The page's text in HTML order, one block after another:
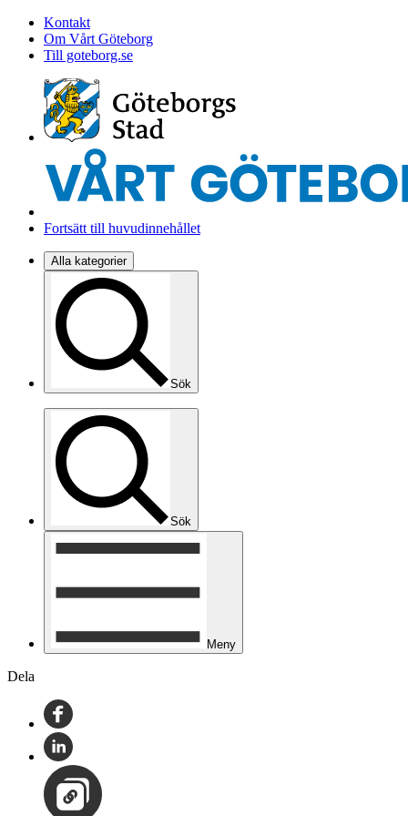
Kontakt
Om Vårt Göteborg
Till goteborg.se
Fortsätt till huvudinnehållet
Alla kategorier
Sök
Sök
Meny
Dela